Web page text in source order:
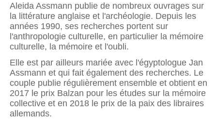
Aleida Assmann publie de nombreux ouvrages sur
la littérature anglaise et l'archéologie. Depuis les
années 1990, ses recherches portent sur
l'anthropologie culturelle, en particulier la mémoire
culturelle, la mémoire et l'oubli.
Elle est par ailleurs mariée avec l'égyptologue Jan
Assmann et qui fait également des recherches. Le
couple publie régulièrement ensemble et obtient en
2017 le prix Balzan pour les études sur la mémoire
collective et en 2018 le prix de la paix des libraires
allemands.